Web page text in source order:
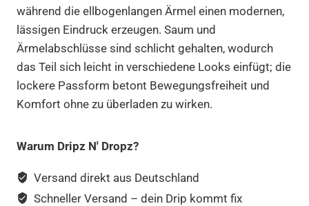
während die ellbogenlangen Ärmel einen modernen,
lässigen Eindruck erzeugen. Saum und
Ärmelabschlüsse sind schlicht gehalten, wodurch
das Teil sich leicht in verschiedene Looks einfügt; die
lockere Passform betont Bewegungsfreiheit und
Komfort ohne zu überladen zu wirken.
Warum Dripz N' Dropz?
Versand direkt aus Deutschland
Schneller Versand – dein Drip kommt fix